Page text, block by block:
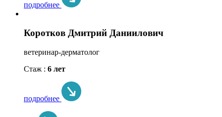
подробнее
Коротков Дмитрий Даниилович
ветеринар-дерматолог
Стаж : 6 лет
подробнее